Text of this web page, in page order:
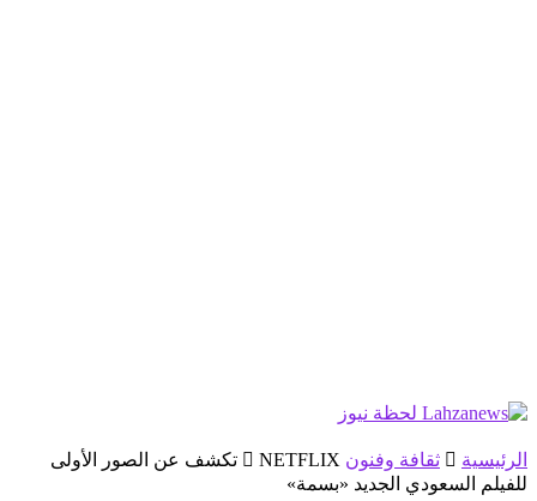
الرئيسية ثقافة وفنون
NETFLIX تكشف عن الصور الأولى
للفيلم السعودي الجديد «بسمة»